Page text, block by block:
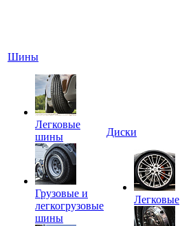
Шины
Легковые
шины
Грузовые и
легкогрузовые
шины
Диски
Легковые